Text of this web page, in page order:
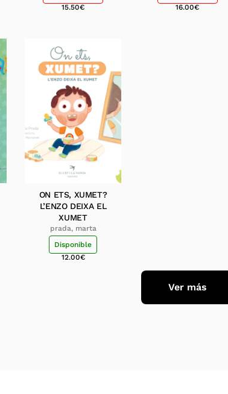
15.50€
16.00€
ON ETS, XUMET?
L’ENZO DEIXA EL
XUMET
prada, marta
Disponible
12.00€
Ver más